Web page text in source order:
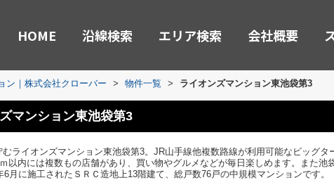
HOME 沿線検索 エリア検索 会社概要
ン｜株式会社クローバー > 物件一覧 > ライオンズマンション東池袋第3
マンション東池袋第3
むライオンズマンション東池袋第3。JR山手線他複数路線が利用可能なビッグ
以内には複数もの店舗があり、買い物やグルメなどが毎日楽しめます。また
6月に施工されたＳＲＣ造地上13階建て、総戸数76戸の中規模マンションです。